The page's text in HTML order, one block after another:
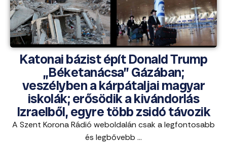
Katonai bázist épít Donald Trump
„Béketanácsa” Gázában;
veszélyben a kárpátaljai magyar
iskolák; erősödik a kivándorlás
Izraelből, egyre több zsidó távozik
A Szent Korona Rádió weboldalán csak a legfontosabb
és legbővebb ...